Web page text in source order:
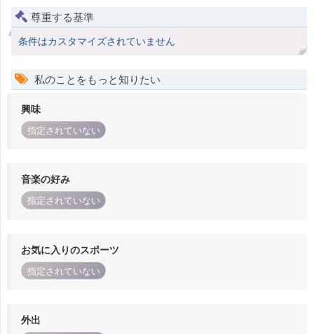
尊重する基準
条件はカスタマイズされていません
私のことをもっと知りたい
興味
指定されていない
音楽の好み
指定されていない
お気に入りのスポーツ
指定されていない
外出